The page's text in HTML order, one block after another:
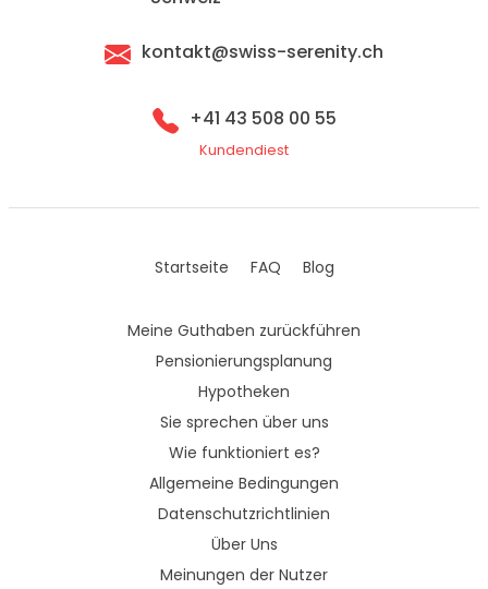
kontakt@swiss-serenity.ch
+41 43 508 00 55
Kundendiest
Startseite FAQ Blog
Meine Guthaben zurückführen
Pensionierungsplanung
Hypotheken
Sie sprechen über uns
Wie funktioniert es?
Allgemeine Bedingungen
Datenschutzrichtlinien
Über Uns
Meinungen der Nutzer